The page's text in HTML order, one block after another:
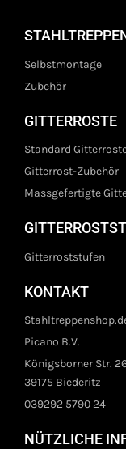
Selbstmontage
Zubehör
GITTERROSTE
Standard
Gitterrost-Zubehör
Massgefertigte
Gitterroststufen
KONTAKT
Picano B.V.
Königsborner Str.
39175 Biederitz
039292 5790 24
NÜTZLICHE